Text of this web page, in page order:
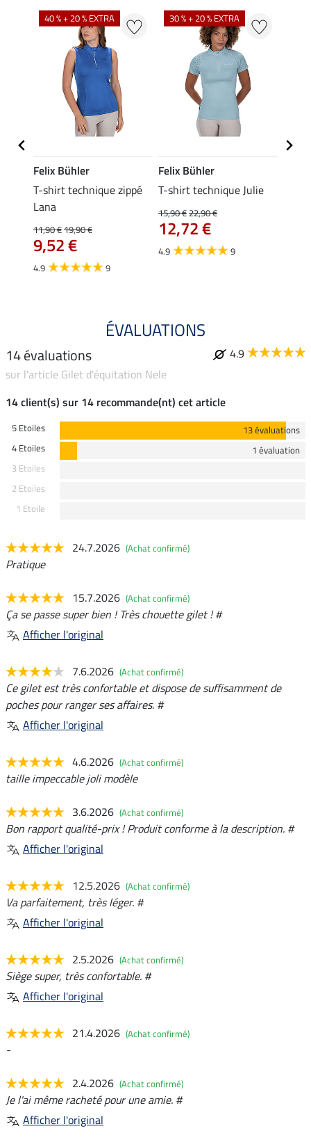
40 % + 20 % EXTRA
Felix Bühler
T-shirt technique zippé
Lana
11,90 €19,90 €
9,52 €
4.9 9
30 % + 20 % EXTRA
Felix Bühler
T-shirt technique Julie
15,90 €22,90 €
12,72 €
4.9 9
ÉVALUATIONS
14 évaluations
4.9
sur l'article Gilet d'équitation Nele
14 client(s) sur 14 recommande(nt) cet article
5 Etoiles
13 évaluations
4 Etoiles
1 évaluation
3 Etoiles
2 Etoiles
1 Etoile
24.7.2026 (Achat confirmé)
Pratique
15.7.2026 (Achat confirmé)
Ça se passe super bien ! Très chouette gilet ! #
Afficher l'original
7.6.2026 (Achat confirmé)
Ce gilet est très confortable et dispose de suffisamment de
poches pour ranger ses affaires. #
Afficher l'original
4.6.2026 (Achat confirmé)
taille impeccable joli modèle
3.6.2026 (Achat confirmé)
Bon rapport qualité-prix ! Produit conforme à la description. #
Afficher l'original
12.5.2026 (Achat confirmé)
Va parfaitement, très léger. #
Afficher l'original
2.5.2026 (Achat confirmé)
Siège super, très confortable. #
Afficher l'original
21.4.2026 (Achat confirmé)
-
2.4.2026 (Achat confirmé)
Je l'ai même racheté pour une amie. #
Afficher l'original